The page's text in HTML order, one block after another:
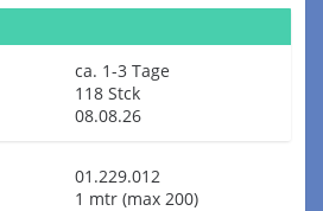
ca. 1-3 Tage
118 Stck
08.08.26
01.229.012
1 mtr (max 200)